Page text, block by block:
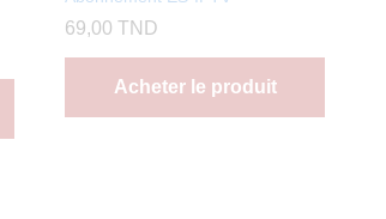
69,00TND
Acheter le produit